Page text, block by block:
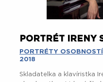
PORTRÉT IRENY
PORTRÉTY OSOBNOSTÍ
2018
Skladatelka a klavíristka